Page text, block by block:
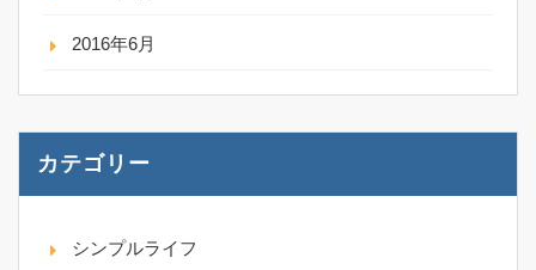
2016年6月
カテゴリー
シンプルライフ